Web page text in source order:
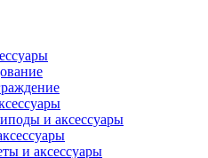
и аксессуары
и аксессуары